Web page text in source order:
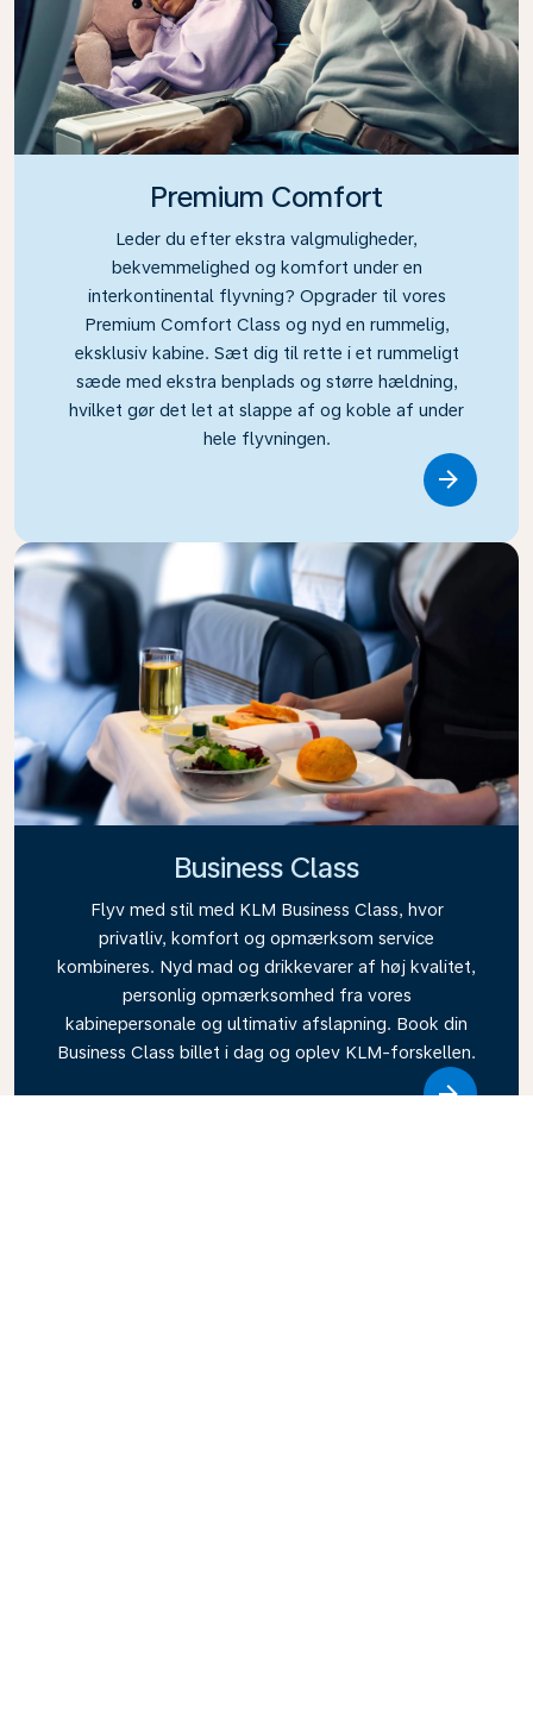
Premium Comfort
Leder du efter ekstra valgmuligheder,
bekvemmelighed og komfort under en
interkontinental flyvning? Opgrader til vores
Premium Comfort Class og nyd en rummelig,
eksklusiv kabine. Sæt dig til rette i et rummeligt
sæde med ekstra benplads og større hældning,
hvilket gør det let at slappe af og koble af under
hele flyvningen.
Business Class
Flyv med stil med KLM Business Class, hvor
privatliv, komfort og opmærksom service
kombineres. Nyd mad og drikkevarer af høj kvalitet,
personlig opmærksomhed fra vores
kabinepersonale og ultimativ afslapning. Book din
Business Class billet i dag og oplev KLM-forskellen.